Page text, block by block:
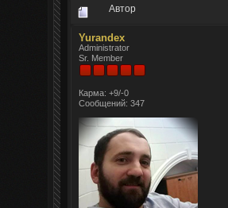
Автор
Yurandex
Administrator
Sr. Member
Карма: +9/-0
Сообщений: 347